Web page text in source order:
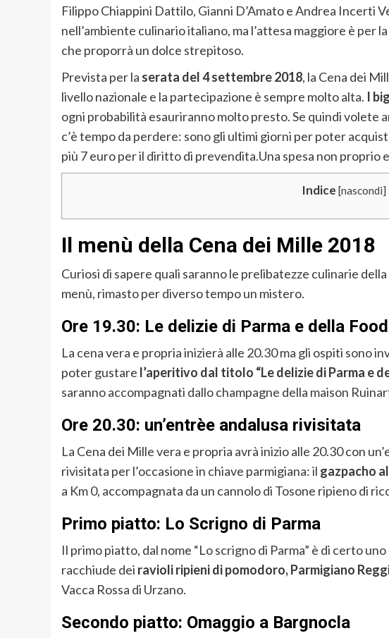
Filippo Chiappini Dattilo, Gianni D’Amato e Andrea Incerti
nell’ambiente culinario italiano, ma l’attesa maggiore è per
che proporrà un dolce strepitoso.
Prevista per la serata del 4 settembre 2018, la Cena dei
livello nazionale e la partecipazione è sempre molto alta. I
ogni probabilità esauriranno molto presto. Se quindi volete
c’è tempo da perdere: sono gli ultimi giorni per poter
più 7 euro per il diritto di prevendita.Una spesa non proprio
Indice [nascondi]
Il menù della Cena dei Mille 2018
Curiosi di sapere quali saranno le prelibatezze culinarie
menù, rimasto per diverso tempo un mistero.
Ore 19.30: Le delizie di Parma e della
La cena vera e propria inizierà alle 20.30 ma gli ospiti sono
poter gustare l’aperitivo dal titolo “Le delizie di Parma e
saranno accompagnati dallo champagne della maison
Ore 20.30: un’entrèe andalusa rivisitata
La Cena dei Mille vera e propria avrà inizio alle 20.30 con
rivisitata per l’occasione in chiave parmigiana: il gazpacho
a Km 0, accompagnata da un cannolo di Tosone ripieno di
Primo piatto: Lo Scrigno di Parma
Il primo piatto, dal nome “Lo scrigno di Parma” è di certo
racchiude dei ravioli ripieni di pomodoro, Parmigiano
Vacca Rossa di Urzano.
Secondo piatto: Omaggio a Bargnocla